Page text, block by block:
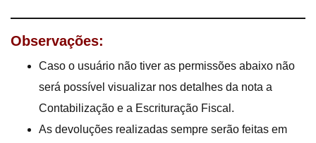
Observações:
Caso o usuário não tiver as permissões abaixo não
será possível visualizar nos detalhes da nota a
Contabilização e a Escrituração Fiscal.
As devoluções realizadas sempre serão feitas em